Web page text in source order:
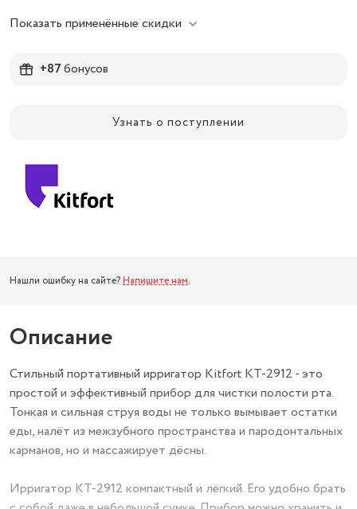
Показать применённые скидки
+87бонусов
Узнать о поступлении
Нашли ошибку на сайте? Напишите нам.
Описание
Стильный портативный ирригатор Kitfort КТ-2912 - это
простой и эффективный прибор для чистки полости рта.
Тонкая и сильная струя воды не только вымывает остатки
еды, налёт из межзубного пространства и пародонтальных
карманов, но и массажирует дёсны.
Ирригатор КТ-2912 компактный и лёгкий. Его удобно брать